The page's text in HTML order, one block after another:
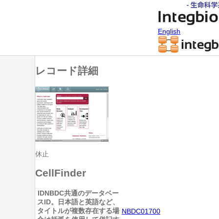
English
レコード詳細
休止
CellFinder
IDNBDC共通のデータベー
スID。日本語と英語など、
タイトルが複数存在する場 NBDC01700